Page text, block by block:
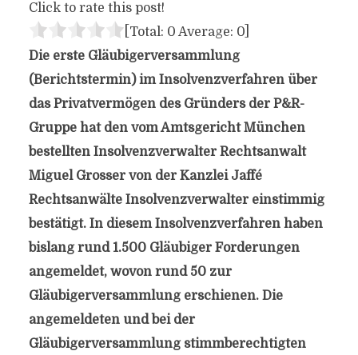
Click to rate this post!
[Total: 0 Average: 0]
Die erste Gläubigerversammlung
(Berichtstermin) im Insolvenzverfahren über
das Privatvermögen des Gründers der P&R-
Gruppe hat den vom Amtsgericht München
bestellten Insolvenzverwalter Rechtsanwalt
Miguel Grosser von der Kanzlei Jaffé
Rechtsanwälte Insolvenzverwalter einstimmig
bestätigt. In diesem Insolvenzverfahren haben
bislang rund 1.500 Gläubiger Forderungen
angemeldet, wovon rund 50 zur
Gläubigerversammlung erschienen. Die
angemeldeten und bei der
Gläubigerversammlung stimmberechtigten